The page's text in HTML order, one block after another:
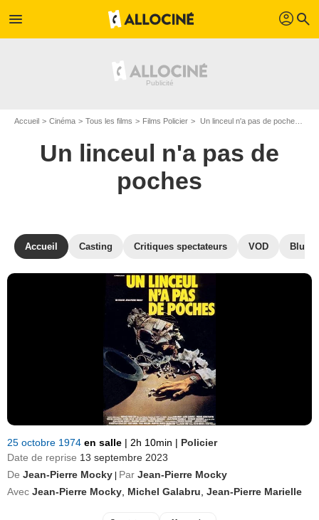
menu profil search
Accueil Cinéma Tous les films Films Policier Un linceul n'a pas de poches de Jean-Pierre Mocky
Un linceul n'a pas de
poches
Accueil Casting Critiques spectateurs VOD Blu-
25 octobre 1974 en salle | 2h 10min | Policier
Date de reprise 13 septembre 2023
De Jean-Pierre Mocky Par Jean-Pierre Mocky
Avec Jean-Pierre Mocky Michel Galabru Jean-Pierre Marielle